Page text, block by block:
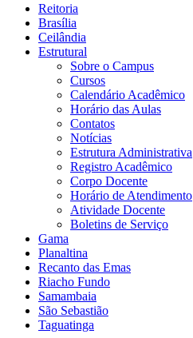
Reitoria
Brasília
Ceilândia
Estrutural
Sobre o Campus
Cursos
Calendário Acadêmico
Horário das Aulas
Contatos
Notícias
Estrutura Administrativa
Registro Acadêmico
Corpo Docente
Horário de Atendimento
Atividade Docente
Boletins de Serviço
Gama
Planaltina
Recanto das Emas
Riacho Fundo
Samambaia
São Sebastião
Taguatinga